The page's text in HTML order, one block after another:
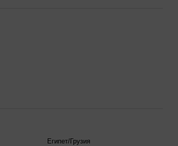
Египет/Грузия